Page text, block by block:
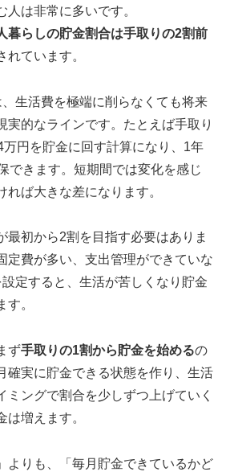
は非常に多いです。
暮らしの貯金割合は手取りの2割前
れています。
生活費を極端に削らなくても将来
実的なラインです。たとえば手取り
円を貯金に回す計算になり、1年
できます。短期間では変化を感じ
れば大きな差になります。
最初から2割を目指す必要はありま
定費が多い、支出管理ができていな
定すると、生活が苦しくなり貯金
す。
ず手取りの1割から貯金を始めるの
確実に貯金できる状態を作り、生活
ミングで割合を少しずつ上げていく
は増えます。
よりも、「毎月貯金できているかど